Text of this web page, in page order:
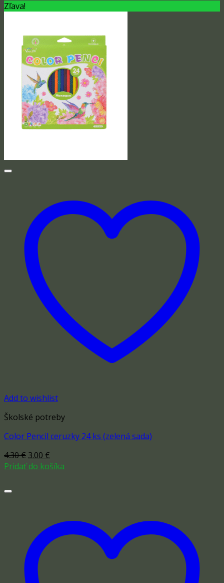
Zľava!
Add to wishlist
Školské potreby
Color Pencil ceruzky 24 ks (zelená sada)
4.30€ Original
price
3.00 €
price
Pridať do košíka